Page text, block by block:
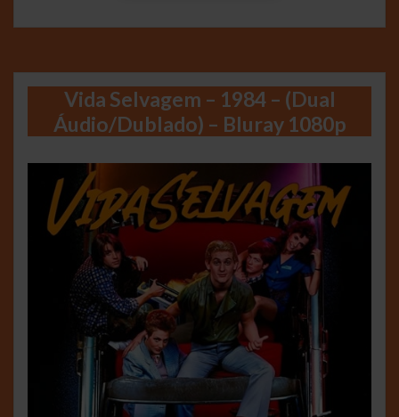
Vida Selvagem – 1984 – (Dual
Áudio/Dublado) – Bluray 1080p